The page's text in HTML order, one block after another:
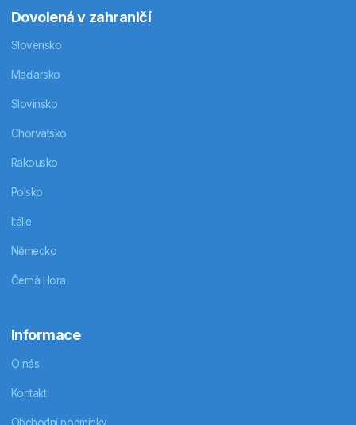
Dovolená v zahraničí
Slovensko
Maďarsko
Slovinsko
Chorvatsko
Rakousko
Polsko
Itálie
Německo
Černá Hora
Informace
O nás
Kontakt